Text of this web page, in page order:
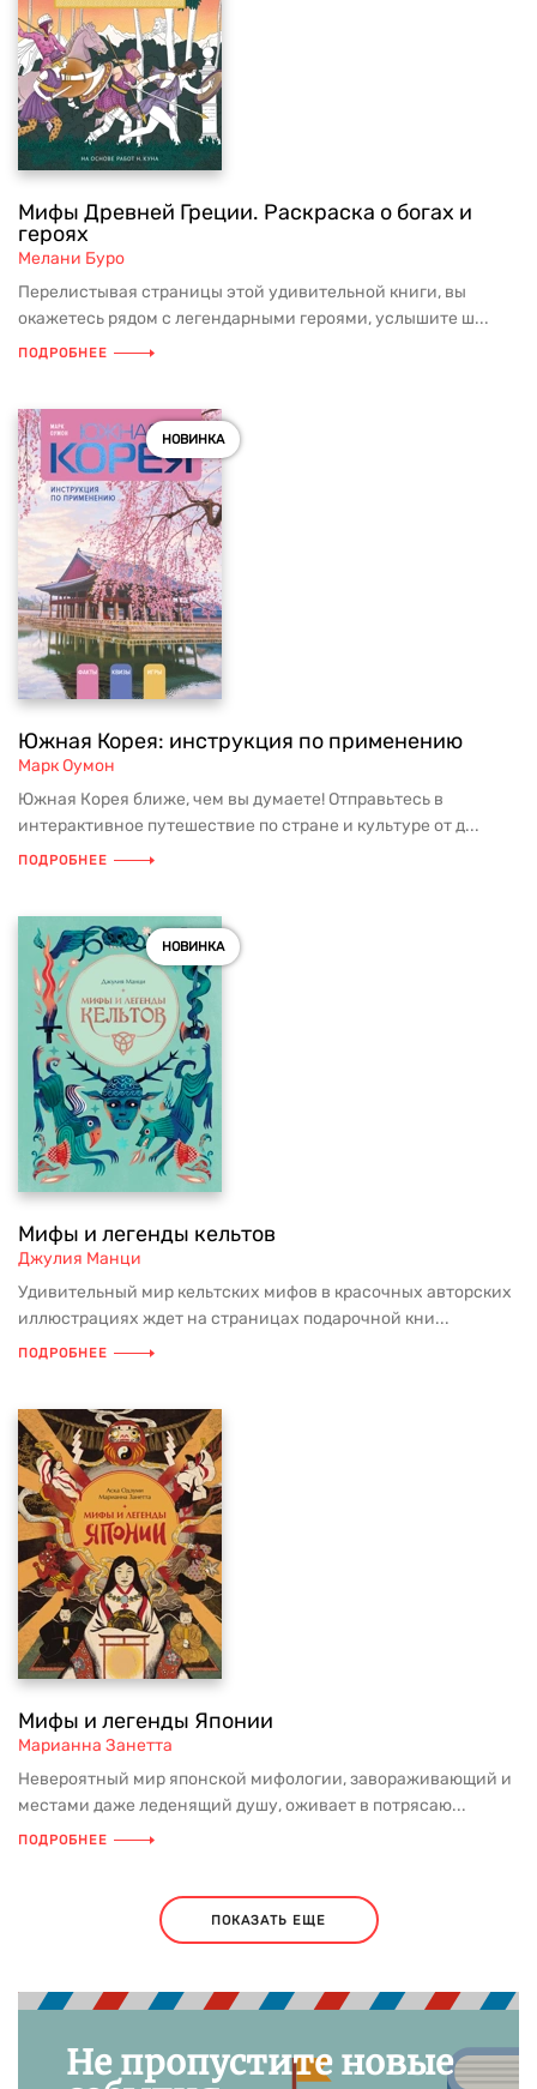
Мифы Древней Греции. Раскраска о богах и
героях
Мелани Буро
Перелистывая страницы этой удивительной книги, вы
окажетесь рядом с легендарными героями, услышите ш...
ПОДРОБНЕЕ
НОВИНКА
Южная Корея: инструкция по применению
Марк Оумон
Южная Корея ближе, чем вы думаете! Отправьтесь в
интерактивное путешествие по стране и культуре от д...
ПОДРОБНЕЕ
НОВИНКА
Мифы и легенды кельтов
Джулия Манци
Удивительный мир кельтских мифов в красочных авторских
иллюстрациях ждет на страницах подарочной кни...
ПОДРОБНЕЕ
Мифы и легенды Японии
Марианна Занетта
Невероятный мир японской мифологии, завораживающий и
местами даже леденящий душу, оживает в потрясаю...
ПОДРОБНЕЕ
ПОКАЗАТЬ ЕЩЕ
Не пропустите новые